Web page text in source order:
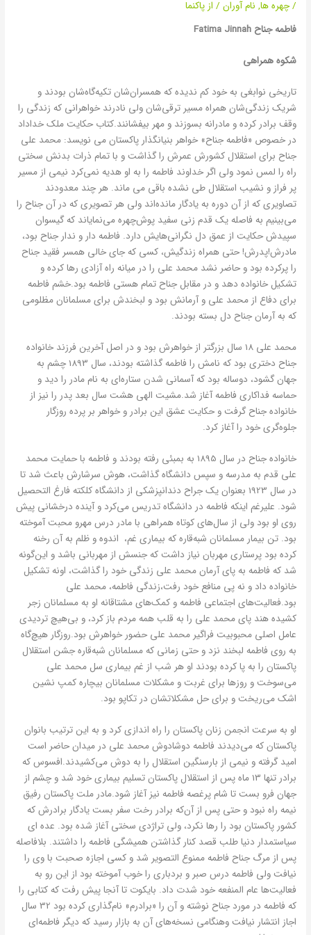
/چهره ها, نام آوران / از پاکنما
فاطمه جناحFatima Jinnah
شکوه همراهی
تاریخی نوابغی به خود کم ندیده که همسران‌شان تکیه‌گاه‌شان بودند و
شریک زندگی‌شان همراه مسیر ترقی‌شان ولی نادرند خواهرانی که زندگی را
وقف برادر کرده و مادرانه بسوزند و مهر بیفشانند.کتاب حکایت ملک خداداد
در خصوص «فاطمه جناح» خواهر بنیانگذار پاکستان می نویسد: محمد علی
جناح برای استقلال کشورش عمرش را گذاشت و با تمام ذرات بدنش سختی
راه را لمس نمود ولی اگر خداوند فاطمه را به او هدیه نمی‌کرد نیمی از مسیر
پر فراز و نشیب استقلال طی نشده باقی می ماند. هر چند معدودند
تصاویری که از آن دوره به یادگار مانده‌اند ولی هر تصویری که در آن جناح را
می‌بینیم به فاصله یک قدم زنی سفید پوش‌چهره می‌نمایاند که گیسوان
سپیدش حکایت از عمق دل نگرانی‌هایش دارد. فاطمه دار و ندار جناح بود،
مادرش!پدرش! حتی همراه زندگیش، کسی که جای خالی همسر فقید جناح
را پرکرده بود و حاضر نشد محمد علی را در میانه راه آزادی رها کرده و
تشکیل خانواده دهد و در مقابل جناح تمام هستی فاطمه بود.خشم فاطمه
برای دفاع از محمد علی و آرمانش بود و لبخندش برای مسلمانان مظلومی
که به آرمان جناح دل بسته بودند.
محمد علی 18 سال بزرگتر از خواهرش بود و در اصل آخرین فرزند خانواده
جناح دختری بود که نامش را فاطمه گذاشته بودند، سال 1893 چشم به
جهان گشود، دوساله بود که آسمانی شدن ستاره‌ای به نام مادر را دید و
حماسه فداکاری فاطمه آغاز شد.مشیت الهی هشت سال بعد پدر را نیز از
خانواده جناح گرفت و حکایت عشق این برادر و خواهر بر پرده روزگار
جلوه‌گری خود را آغاز کرد.
خانواده جناح در سال 1895 به بمبئی رفته بودند و فاطمه با حمایت محمد
علی قدم به مدرسه و سپس دانشگاه گذاشت، هوش سرشارش باعث شد تا
در سال 1923 بعنوان یک جراح دندانپزشکی از دانشگاه کلکته فارغ التحصیل
شود. علیرغم اینکه فاطمه در دانشگاه تدریس می‌کرد و آینده درخشانی پیش
روی او بود ولی از سال‌های کوتاه همراهی با مادر درس مهرو محبت آموخته
بود. تن بیمار مسلمانان شبه‌قاره که بیماری غم، اندوه و ظلم به آن رخنه
کرده بود پرستاری مهربان نیاز داشت که جنسش از مهربانی باشد و این‌گونه
شد که فاطمه به پای آرمان محمد علی زندگی خود را گذاشت، اونه تشکیل
خانواده داد و نه پی منافع خود رفت،زندگی فاطمه، محمد علی
بود.فعالیت‌های اجتماعی فاطمه و کمک‌های مشتاقانه او به مسلمانان زجر
کشیده هند پای محمد علی را به قلب همه مردم باز کرد، و بی‌هیچ تردیدی
عامل اصلی محبوبیت فراگیر محمد علی حضور خواهرش بود.روزگار هیچ‌گاه
به روی فاطمه لبخند نزد و حتی زمانی که مسلمانان شبه‌قاره جشن استقلال
پاکستان را به پا کرده بودند او هر شب از غم بیماری سل محمد علی
می‌سوخت و روزها برای غربت و مشکلات مسلمانان بیچاره کمپ نشین
اشک می‌ریخت و برای حل مشکلاتشان در تکاپو بود.
او به سرعت انجمن زنان پاکستان را راه اندازی کرد و به این ترتیب بانوان
پاکستان که می‌دیدند فاطمه دوشادوش محمد علی در میدان حاضر است
امید گرفته و نیمی از بارسنگین استقلال را به دوش می‌کشیدند.افسوس که
برادر تنها 13 ماه پس از استقلال پاکستان تسلیم بیماری خود شد و چشم از
جهان فرو بست تا شام پرغصه فاطمه نیز آغاز شود.مادر ملت پاکستان رفیق
نیمه راه نبود و حتی پس از آن‌که برادر رخت سفر بست یادگار برادرش که
کشور پاکستان بود را رها نکرد، ولی تراژدی سختی آغاز شده بود. عده ای
سیاستمدار دنیا طلب قصد کنار گذاشتن همیشگی فاطمه را داشتند. بلافاصله
پس از مرگ جناح فاطمه ممنوع التصویر شد و کسی اجازه صحبت با وی را
نیافت ولی فاطمه درس صبر و بردباری را خوب آموخته بود از این رو به
فعالیت‌ها عام المنفعه خود شدت داد. بایکوت تا آنجا پیش رفت که کتابی را
که فاطمه در مورد جناح نوشته و آن را «برادرم» نام‌گذاری کرده بود 32 سال
اجاز انتشار نیافت وهنگامی نسخه‌های آن به بازار رسید که دیگر فاطمه‌ای